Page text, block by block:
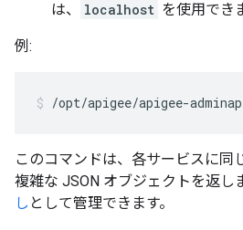
は、
localhost を使用でき
例:
/opt/apigee/apigee-
このコマンドは、各サービスに同
複雑な JSON オブジェクトを返し
し として管理できます。